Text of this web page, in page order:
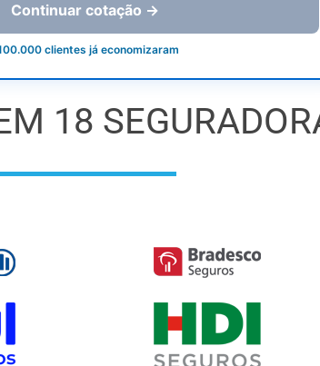
Continuar cotação →
clientes já economizaram
18